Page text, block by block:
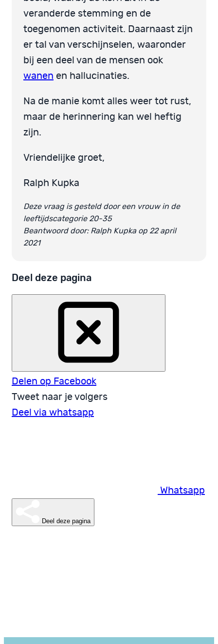
veranderde stemming en de
toegenomen activiteit. Daarnaast zijn
er tal van verschijnselen, waaronder
bij een deel van de mensen ook
wanen en hallucinaties.
Na de manie komt alles weer tot rust,
maar de herinnering kan wel heftig
zijn.
Vriendelijke groet,
Ralph Kupka
Deze vraag is gesteld door een vrouw in de
leeftijdscategorie 20-35
Beantwoord door: Ralph Kupka op 22 april
2021
Deel deze pagina
Delen op Facebook
Tweet naar je volgers
Deel via whatsapp
Whatsapp
Deel deze pagina